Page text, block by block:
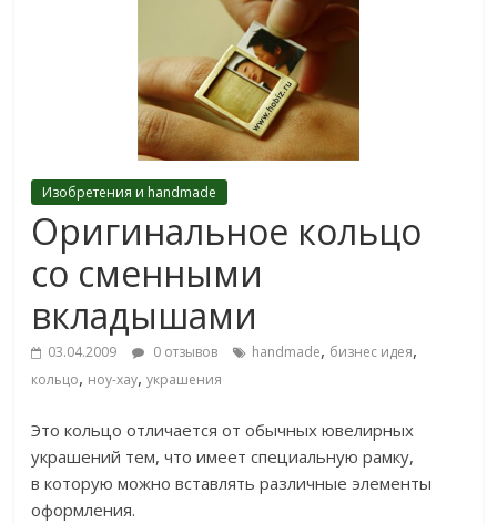
Изобретения и handmade
Оригинальное кольцо
со сменными
вкладышами
03.04.2009 0 отзывов handmade, бизнес идея,
кольцо, ноу-хау,украшения
Это кольцо отличается от обычных ювелирных
украшений тем, что имеет специальную рамку,
в которую можно вставлять различные элементы
оформления.